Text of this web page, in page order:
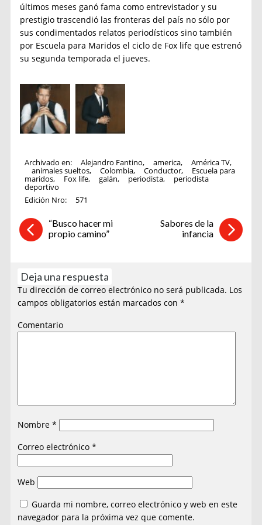
últimos meses ganó fama como entrevistador y su
prestigio trascendió las fronteras del país no sólo por
sus condimentados relatos periodísticos sino también
por Escuela para Maridos el ciclo de Fox life que estrenó
su segunda temporada el jueves.
Archivado en: Alejandro Fantino, america, América TV,
animales sueltos, Colombia, Conductor, Escuela para
maridos, Fox life, galán, periodista, periodista
deportivo
Edición Nro:
571
“Busco hacer mi
propio camino”
Sabores de la
infancia
Deja una respuesta
Tu dirección de correo electrónico no será publicada. Los
campos obligatorios están marcados con*
Comentario
Nombre*
Correo electrónico*
Web
Guarda mi nombre, correo electrónico y web en este
navegador para la próxima vez que comente.